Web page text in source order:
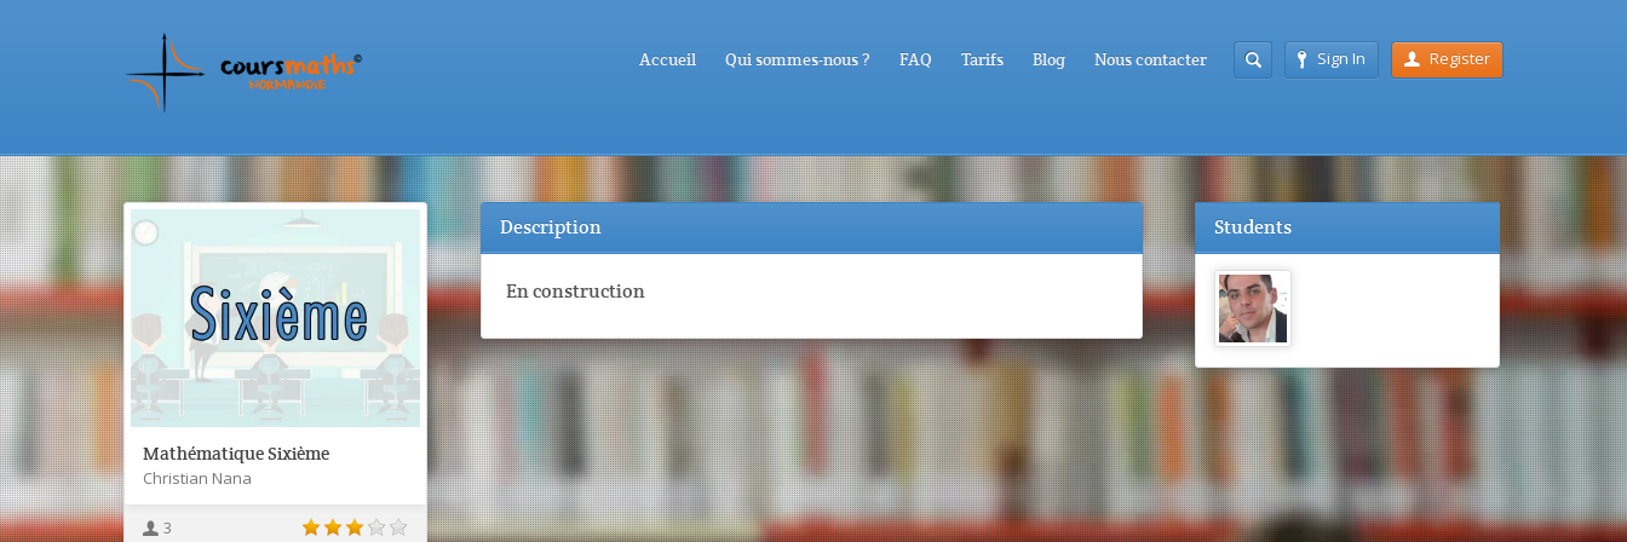
Sign In Register
Accueil Qui sommes-nous ? FAQ Tarifs Blog Nous contacter
Mathématique Sixième
Christian Nana
3
Description
En construction
Students